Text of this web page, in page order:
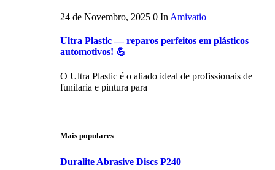
24 de Novembro, 2025 0 In Amivatio
Ultra Plastic — reparos perfeitos em plásticos
automotivos! 💪
O Ultra Plastic é o aliado ideal de profissionais de
funilaria e pintura para
Mais populares
Duralite Abrasive Discs P240